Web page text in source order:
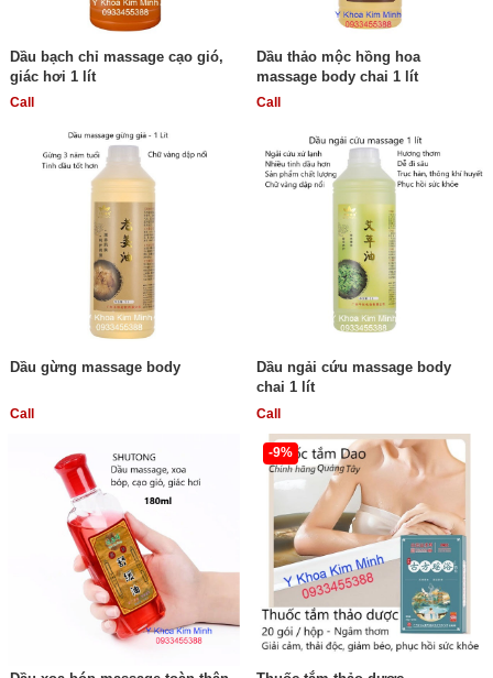
Dầu bạch chỉ massage cạo gió,
giác hơi 1 lít
Call
Dầu thảo mộc hồng hoa
massage body chai 1 lít
Call
Dầu gừng massage body
Call
Dầu ngải cứu massage body
chai 1 lít
Call
-9%